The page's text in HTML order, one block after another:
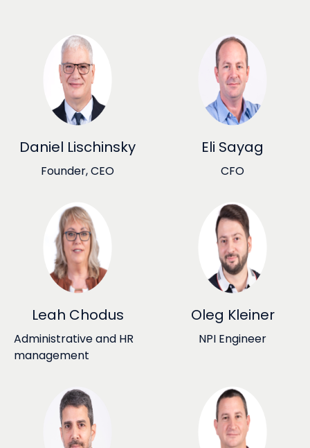
Daniel Lischinsky
Founder, CEO
Eli Sayag
CFO
Leah Chodus
Administrative and HR
management
Oleg Kleiner
NPI Engineer